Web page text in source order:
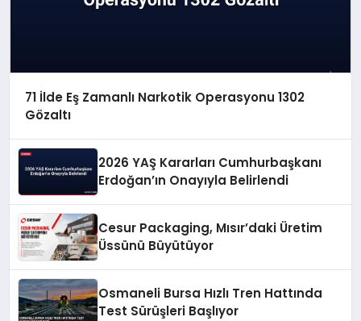
71 İlde Eş Zamanlı Narkotik Operasyonu 1302
Gözaltı
2026 YAŞ Kararları Cumhurbaşkanı
Erdoğan’ın Onayıyla Belirlendi
Cesur Packaging, Mısır’daki Üretim
Üssünü Büyütüyor
Osmaneli Bursa Hızlı Tren Hattında
Test Sürüşleri Başlıyor